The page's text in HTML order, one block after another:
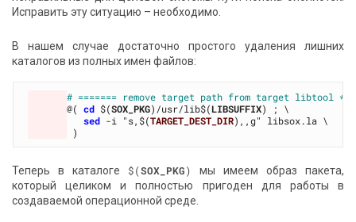
Исправить эту ситуацию – необходимо.
В нашем случае достаточно простого удаления лишних
каталогов из полных имен файлов:
# ======= remove target path from target libtool
@( cd $(SOX_PKG)/usr/lib$(LIBSUFFIX
sed -i "s,$(TARGET_DEST_DIR
Теперь в каталоге $(SOX_PKG)
мы имеем образ пакета,
который целиком и полностью пригоден для работы в
создаваемой операционной среде.